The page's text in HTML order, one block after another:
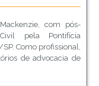
com pós-
pela Pontifícia
Como profissional,
de advocacia de
jurídico